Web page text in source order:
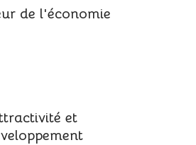
de l'économie
et